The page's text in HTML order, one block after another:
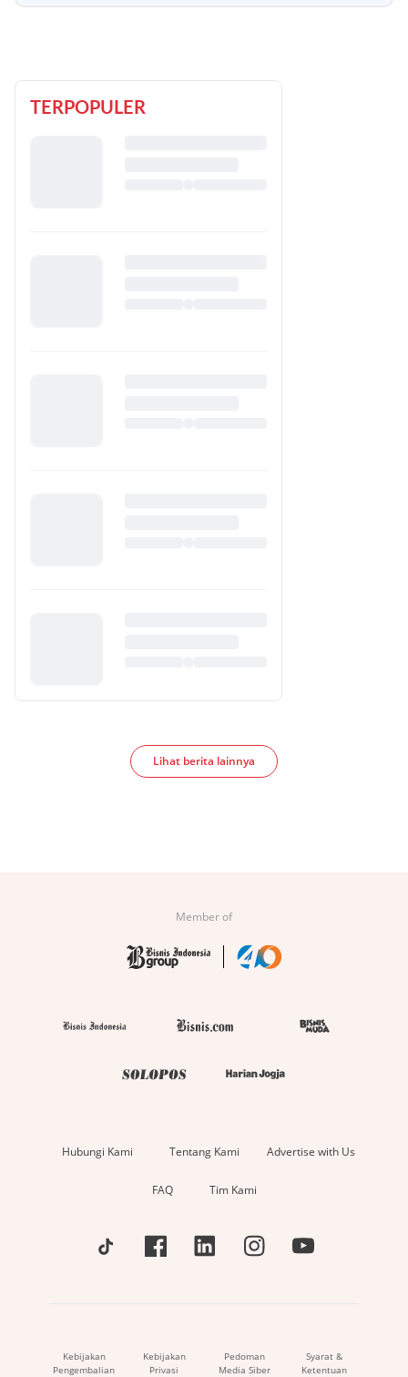
TERPOPULER
Lihat berita lainnya
Member of
Hubungi Kami Tentang Kami Advertise with Us
FAQ Tim Kami
Kebijakan
Pengembalian
Kebijakan
Privasi
Pedoman
Media Siber
Syarat &
Ketentuan